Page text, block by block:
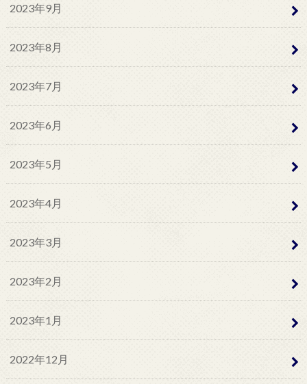
2023年9月
2023年8月
2023年7月
2023年6月
2023年5月
2023年4月
2023年3月
2023年2月
2023年1月
2022年12月